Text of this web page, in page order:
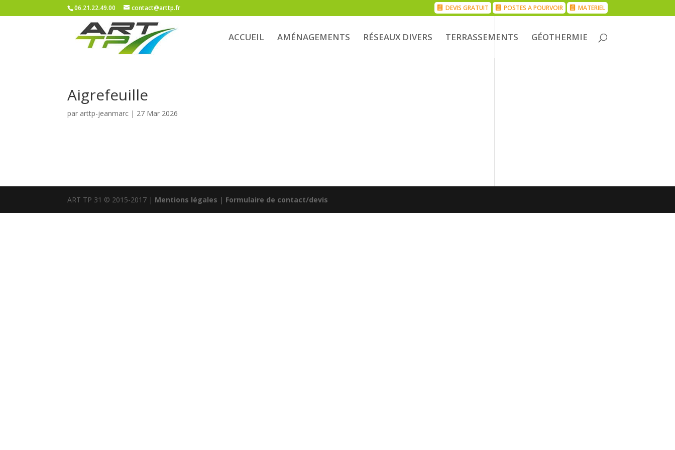
06.21.22.49.00 contact@arttp.fr DEVIS GRATUIT POSTES A POURVOIR MATERIEL
ACCUEIL AMÉNAGEMENTS RÉSEAUX DIVERS TERRASSEMENTS GÉOTHERMIE
Aigrefeuille
par arttp-jeanmarc | 27 Mar 2026
ART TP 31 © 2015-2017 | Mentions légales | Formulaire de contact/devis